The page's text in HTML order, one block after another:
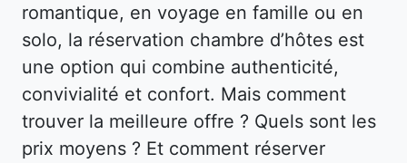
romantique, en voyage en famille ou en
solo, la réservation chambre d’hôtes est
une option qui combine authenticité,
convivialité et confort. Mais comment
trouver la meilleure offre ? Quels sont les
prix moyens ? Et comment réserver